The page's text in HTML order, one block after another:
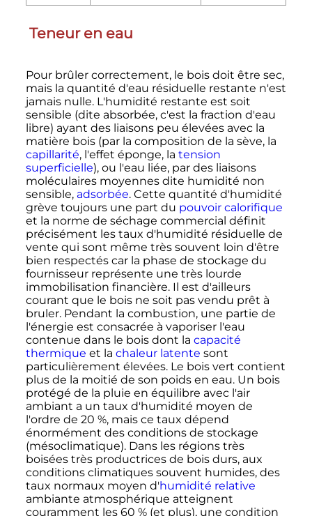
Teneur en eau
Pour brûler correctement, le bois doit être sec,
mais la quantité d'eau résiduelle restante n'est
jamais nulle. L'humidité restante est soit
sensible (dite absorbée, c'est la fraction d'eau
libre) ayant des liaisons peu élevées avec la
matière bois (par la composition de la sève, la
capillarité, l'effet éponge, la tension
superficielle), ou l'eau liée, par des liaisons
moléculaires moyennes dite humidité non
sensible, adsorbée. Cette quantité d'humidité
grève toujours une part du pouvoir calorifique
et la norme de séchage commercial définit
précisément les taux d'humidité résiduelle de
vente qui sont même très souvent loin d'être
bien respectés car la phase de stockage du
fournisseur représente une très lourde
immobilisation financière. Il est d'ailleurs
courant que le bois ne soit pas vendu prêt à
bruler. Pendant la combustion, une partie de
l'énergie est consacrée à vaporiser l'eau
contenue dans le bois dont la capacité
thermique et la chaleur latente sont
particulièrement élevées. Le bois vert contient
plus de la moitié de son poids en eau. Un bois
protégé de la pluie en équilibre avec l'air
ambiant a un taux d'humidité moyen de
l'ordre de 20 %, mais ce taux dépend
énormément des conditions de stockage
(mésoclimatique). Dans les régions très
boisées très productrices de bois durs, aux
conditions climatiques souvent humides, des
taux normaux moyen d'humidité relative
ambiante atmosphérique atteignent
couramment les 60 % (et plus), une condition